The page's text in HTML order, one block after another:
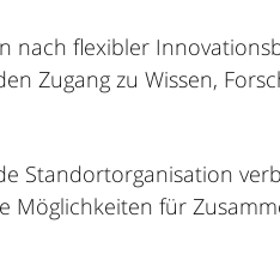
nach flexibler
Zugang zu Wissen,
Standortorganisation
Möglichkeiten für